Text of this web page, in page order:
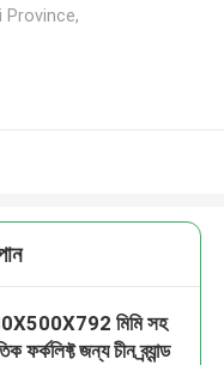
Province,
মিমি সহ
ফর্কলিফ্ট জন্য চীন ব্র্যান্ড